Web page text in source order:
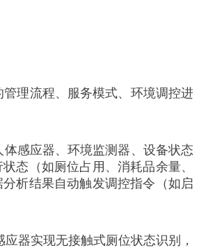
理流程、服务模式、环境调控进
感应器、环境监测器、设备状态
态（如厕位占用、消耗品余量、
析结果自动触发调控指令（如启
器实现无接触式厕位状态识别，